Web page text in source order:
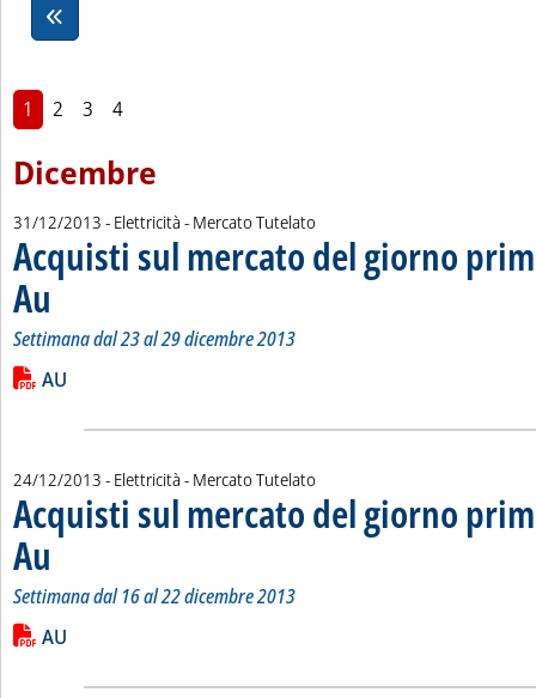
1 2 3 4
Dicembre
31/12/2013 - Elettricità - Mercato Tutelato
Acquisti sul mercato del giorno
Au . Sottotitolo: Settimana dal 23 al 29 dicembre 2013
. Pubblicata martedì 31 dicembre 2013 alle 10.49.
Settimana dal 23 al 29 dicembre 2013
Leggi tutta la notizia: 'Acquisti sul mercato del giorno prima
Lista allegati PDF alla notizia
AU
24/12/2013 - Elettricità - Mercato Tutelato
Acquisti sul mercato del giorno
Au . Sottotitolo: Settimana dal 16 al 22 dicembre 2013
. Pubblicata martedì 24 dicembre 2013 alle 10.33.
Settimana dal 16 al 22 dicembre 2013
Leggi tutta la notizia: 'Acquisti sul mercato del giorno prima
Lista allegati PDF alla notizia
AU